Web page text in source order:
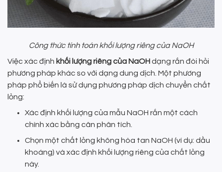
Công thức tính toán khối lượng riêng của NaOH
Việc xác định khối lượng riêng của NaOHdạng rắn đòi hỏi
phương pháp khác so với dạng dung dịch. Một phương
pháp phổ biến là sử dụng phương pháp dịch chuyển chất
lỏng:
Xác định khối lượng của mẫu NaOH rắn một cách
chính xác bằng cân phân tích.
Chọn một chất lỏng không hòa tan NaOH (ví dụ: dầu
khoáng) và xác định khối lượng riêng của chất lỏng
này.